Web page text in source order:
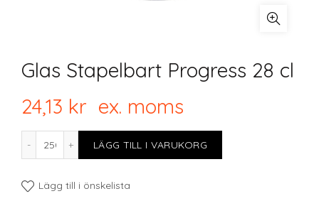
Glas Stapelbart Progress 28 cl
24,13 kr ex. moms
Glas Stapelbart Progress 28 cl mängd
LÄGG TILL I VARUKORG
Lägg till i önskelista